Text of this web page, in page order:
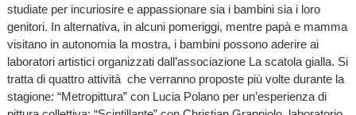
studiate per incuriosire e appassionare sia i bambini sia i loro
genitori. In alternativa, in alcuni pomeriggi, mentre papà e mamma
visitano in autonomia la mostra, i bambini possono aderire ai
laboratori artistici organizzati dall’associazione La scatola gialla. Si
tratta di quattro attività che verranno proposte più volte durante la
stagione: “Metropittura” con Lucia Polano per un’esperienza di